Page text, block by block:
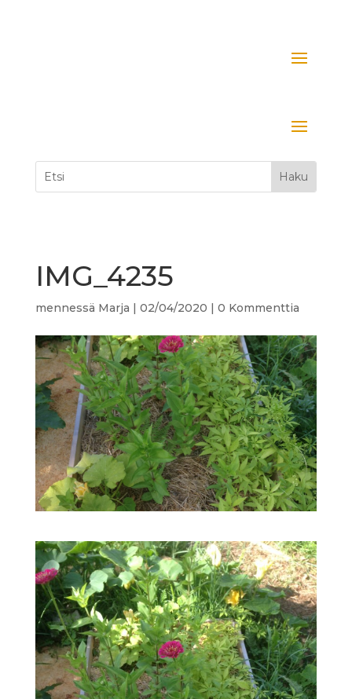
IMG_4235
mennessä Marja | 02/04/2020 | 0 Kommenttia